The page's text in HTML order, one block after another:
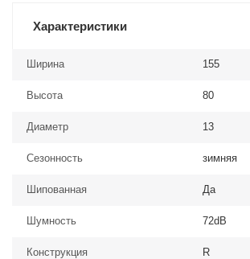
Характеристики
Ширина 155
Высота 80
Диаметр 13
Сезонность зимняя
Шипованная Да
Шумность 72dB
Конструкция R